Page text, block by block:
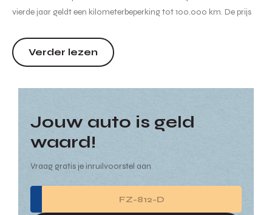
vierde jaar geldt een kilometerbeperking tot 100.000 km. De prijs
recyclingbijdrage en leges. Er is mogelijk extra inruilpremie...
Verder lezen
Jouw auto is geld
waard!
Vraag gratis je inruilvoorstel aan